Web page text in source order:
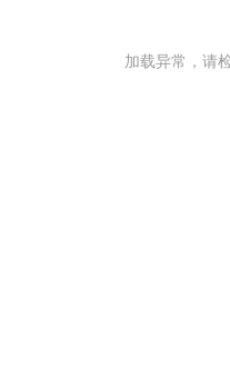
加载异常，请